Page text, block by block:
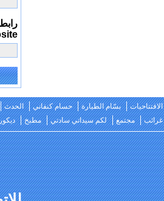
الافتتاحيات بسّام الطيارة حسام كنفاني الحدث
غرائب
مجتمع لكم سيداتي سادتي مطبخ